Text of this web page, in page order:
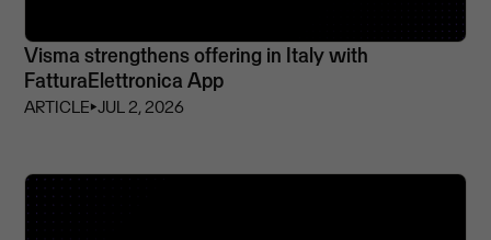
Visma strengthens offering in Italy with
FatturaElettronica App
ARTICLE⏵JUL 2, 2026